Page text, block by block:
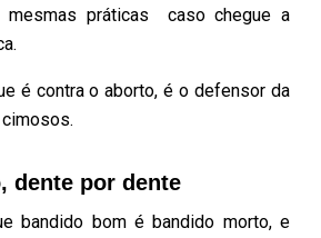
mesmas práticas caso chegue a
é contra o aborto, é o defensor da
dente por dente
bandido bom é bandido morto, e